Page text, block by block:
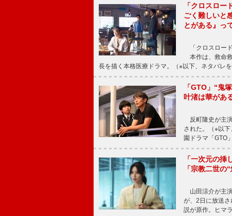
「クロスロ
ごく難しいと
とがある』っ
「クロスロー
本作は、救命
長を描く本格医療ドラマ。（※以下、ネタバ
「GTO」“鬼
叶渚は華があ
反町隆史が主
された。（※以
園ドラマ「GTO
「一次元の挿
「宗教二世の
山田涼介が主
が、2日に放送
説が原作。ヒマ